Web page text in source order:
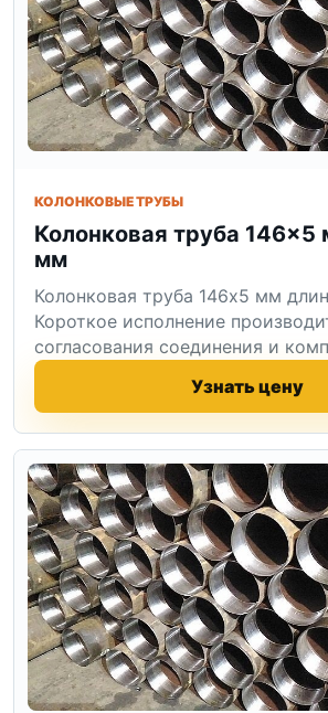
КОЛОНКОВЫЕ ТРУБЫ
Колонковая труба
мм
Колонковая труба 146x5 мм
Короткое исполнение
согласования соединения и
Узнать цену